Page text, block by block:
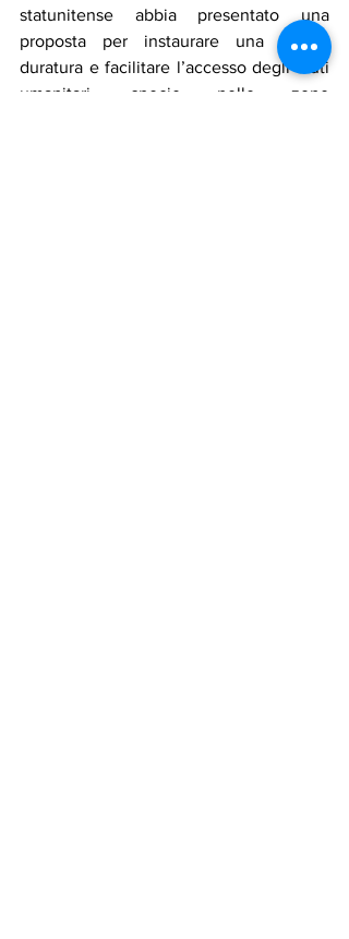
statunitense abbia presentato una
proposta per instaurare una tregua
duratura e facilitare l’accesso degli aiuti
umanitari, specie nelle zone